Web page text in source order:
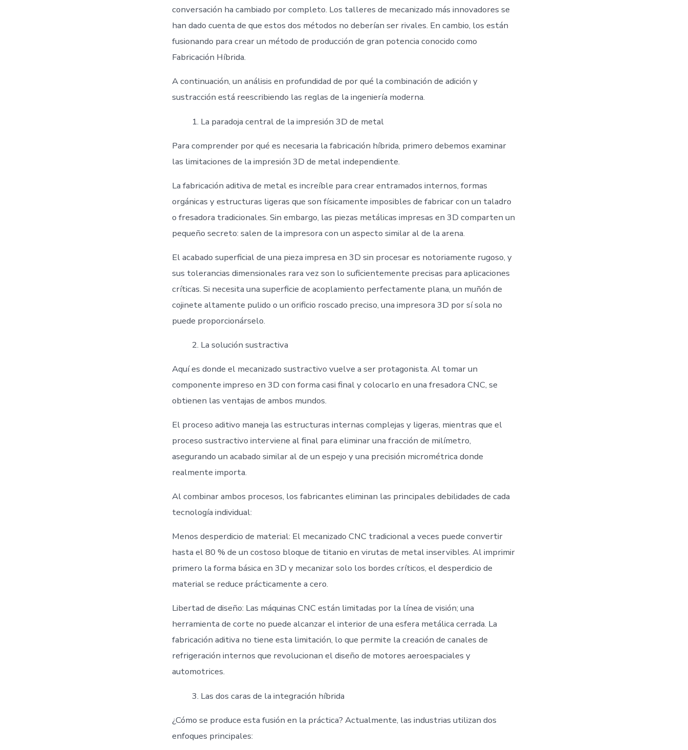
conversación ha cambiado por completo. Los talleres de mecanizado más innovadores se
han dado cuenta de que estos dos métodos no deberían ser rivales. En cambio, los están
fusionando para crear un método de producción de gran potencia conocido como
Fabricación Híbrida.
A continuación, un análisis en profundidad de por qué la combinación de adición y
sustracción está reescribiendo las reglas de la ingeniería moderna.
La paradoja central de la impresión 3D de metal
Para comprender por qué es necesaria la fabricación híbrida, primero debemos examinar
las limitaciones de la impresión 3D de metal independiente.
La fabricación aditiva de metal es increíble para crear entramados internos, formas
orgánicas y estructuras ligeras que son físicamente imposibles de fabricar con un taladro
o fresadora tradicionales. Sin embargo, las piezas metálicas impresas en 3D comparten un
pequeño secreto: salen de la impresora con un aspecto similar al de la arena.
El acabado superficial de una pieza impresa en 3D sin procesar es notoriamente rugoso, y
sus tolerancias dimensionales rara vez son lo suficientemente precisas para aplicaciones
críticas. Si necesita una superficie de acoplamiento perfectamente plana, un muñón de
cojinete altamente pulido o un orificio roscado preciso, una impresora 3D por sí sola no
puede proporcionárselo.
La solución sustractiva
Aquí es donde el mecanizado sustractivo vuelve a ser protagonista. Al tomar un
componente impreso en 3D con forma casi final y colocarlo en una fresadora CNC, se
obtienen las ventajas de ambos mundos.
El proceso aditivo maneja las estructuras internas complejas y ligeras, mientras que el
proceso sustractivo interviene al final para eliminar una fracción de milímetro,
asegurando un acabado similar al de un espejo y una precisión micrométrica donde
realmente importa.
Al combinar ambos procesos, los fabricantes eliminan las principales debilidades de cada
tecnología individual:
Menos desperdicio de material: El mecanizado CNC tradicional a veces puede convertir
hasta el 80 % de un costoso bloque de titanio en virutas de metal inservibles. Al imprimir
primero la forma básica en 3D y mecanizar solo los bordes críticos, el desperdicio de
material se reduce prácticamente a cero.
Libertad de diseño: Las máquinas CNC están limitadas por la línea de visión; una
herramienta de corte no puede alcanzar el interior de una esfera metálica cerrada. La
fabricación aditiva no tiene esta limitación, lo que permite la creación de canales de
refrigeración internos que revolucionan el diseño de motores aeroespaciales y
automotrices.
Las dos caras de la integración híbrida
¿Cómo se produce esta fusión en la práctica? Actualmente, las industrias utilizan dos
enfoques principales: